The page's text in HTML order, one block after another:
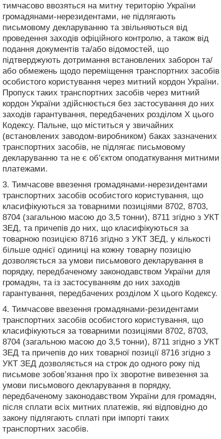
тимчасово ввозяться на митну територію України
громадянами-нерезидентами, не підлягають
письмовому декларуванню та звільняються від
проведення заходів офіційного контролю, а також від
подання документів та/або відомостей, що
підтверджують дотримання встановлених заборон та/
або обмежень щодо переміщення транспортних засобів
особистого користування через митний кордон України.
Пропуск таких транспортних засобів через митний
кордон України здійснюється без застосування до них
заходів гарантування, передбачених розділом Х цього
Кодексу. Пальне, що міститься у звичайних
(встановлених заводом-виробником) баках зазначених
транспортних засобів, не підлягає письмовому
декларуванню та не є об’єктом оподаткування митними
платежами.
3. Тимчасове ввезення громадянами-нерезидентами
транспортних засобів особистого користування, що
класифікуються за товарними позиціями 8702, 8703,
8704 (загальною масою до 3,5 тонни), 8711 згідно з УКТ
ЗЕД, та причепів до них, що класифікуються за
товарною позицією 8716 згідно з УКТ ЗЕД, у кількості
більше однієї одиниці на кожну товарну позицію
дозволяється за умови письмового декларування в
порядку, передбаченому законодавством України для
громадян, та із застосуванням до них заходів
гарантування, передбачених розділом X цього Кодексу.
4. Тимчасове ввезення громадянами-резидентами
транспортних засобів особистого користування, що
класифікуються за товарними позиціями 8702, 8703,
8704 (загальною масою до 3,5 тонни), 8711 згідно з УКТ
ЗЕД та причепів до них товарної позиції 8716 згідно з
УКТ ЗЕД дозволяється на строк до одного року під
письмове зобов’язання про їх зворотне вивезення за
умови письмового декларування в порядку,
передбаченому законодавством України для громадян,
після сплати всіх митних платежів, які відповідно до
закону підлягають сплаті при імпорті таких
транспортних засобів.